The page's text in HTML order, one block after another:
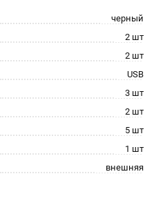
черный
2 шт
2 шт
USB
3 шт
2 шт
5 шт
1 шт
внешняя